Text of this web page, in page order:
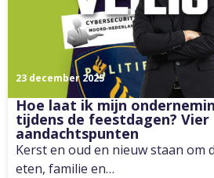
23 december 2025
Hoe laat ik mijn
tijdens de feestdagen? Vier
aandachtspunten
Kerst en oud en nieuw staan om
eten, familie en…